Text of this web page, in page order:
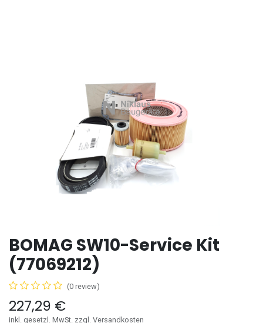
BOMAG SW10-Service Kit
(77069212)
(0 review)
227,29 €
inkl. gesetzl. MwSt. zzgl. Versandkosten